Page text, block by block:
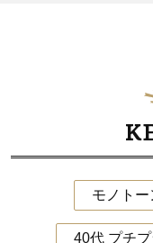
モノト
40代 プチ